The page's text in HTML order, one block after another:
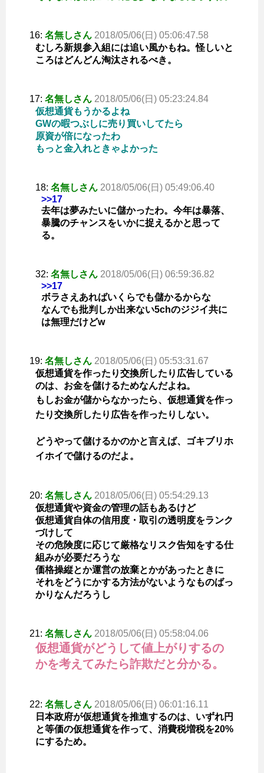
16: 名無しさん 2018/05/06(日) 05:06:47.58
むしろ新規参入組には追い風かもね。怪しいと
ころはどんどん淘汰されるべき。
17: 名無しさん 2018/05/06(日) 05:23:24.84
仮想通貨もうかるよね
GWの暇つぶしに売り買いしてたら
原資が倍になったわ
もっと金入れときゃよかった
18: 名無しさん 2018/05/06(日) 05:49:06.40
>>17
去年は夢みたいに儲かったわ。今年は暴落、
暴騰のチャンスをいかに捉えるかと思って
る。
32: 名無しさん 2018/05/06(日) 06:59:36.82
>>17
ボラさえあればいくらでも儲かるからな
なんでも批判しか出来ない5chのジジイ共に
は無理だけどw
19: 名無しさん 2018/05/06(日) 05:53:31.67
仮想通貨を作ったり交換所したり広告している
のは、お金を儲けるためなんだよね。
もしお金が儲からなかったら、仮想通貨を作っ
たり交換所したり広告を作ったりしない。
どうやって儲けるかのかと言えば、ゴキブリホ
イホイで儲けるのだよ。
20: 名無しさん 2018/05/06(日) 05:54:29.13
仮想通貨や資金の管理の話もあるけど
仮想通貨自体の信用度・取引の透明度をランク
づけして
その危険度に応じて厳格なリスク告知をする仕
組みが必要だろうな
価格操縦とか運営の放棄とかがあったときに
それをどうにかする方法がないようなものばっ
かりなんだろうし
21: 名無しさん 2018/05/06(日) 05:58:04.06
仮想通貨がどうして値上がりするの
かを考えてみたら詐欺だと分かる。
22: 名無しさん 2018/05/06(日) 06:01:16.11
日本政府が仮想通貨を推進するのは、いずれ円
と等価の仮想通貨を作って、消費税増税を20%
にするため。